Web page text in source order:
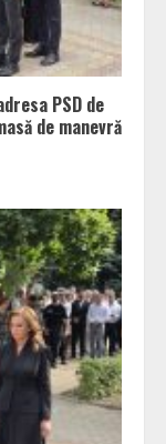
PSD de
de manevră